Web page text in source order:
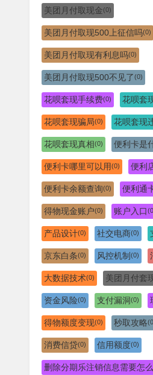
美团月付取现金(0)
美团月付取现500上征信吗(0)
美团月付取现有利息吗(0)
美团月付取现500不见了(0)
花呗套现手续费(0) 花呗套
花呗套现骗局(0) 花呗套现
花呗套现真相(0) 便利卡是
便利卡哪里可以用(0) 便利
便利卡余额查询(0) 便利通
得物现金账户(0) 账户入口
产品设计(0) 社交电商(0)
京东白条(0) 风控机制 (0)
大数据技术(0) 美团月付套
资金风险(0) 支付漏洞(0)
得物额度变现(0) 秒取攻略
消费信贷(0) 信用额度(0)
删除分期乐注销信息需要怎